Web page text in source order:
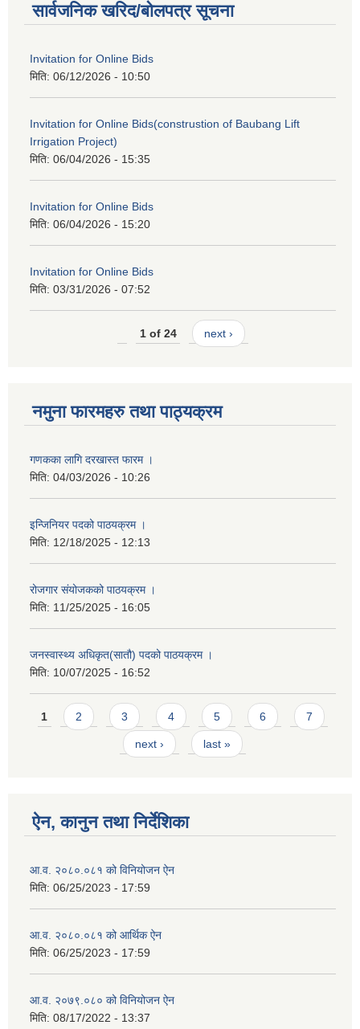
सार्वजनिक खरिद/बोलपत्र सूचना
Invitation for Online Bids
मिति: 06/12/2026 - 10:50
Invitation for Online Bids(construstion of Baubang Lift
Irrigation Project)
मिति: 06/04/2026 - 15:35
Invitation for Online Bids
मिति: 06/04/2026 - 15:20
Invitation for Online Bids
मिति: 03/31/2026 - 07:52
1 of 24 next ›
नमुना फारमहरु तथा पाठ्यक्रम
गणकका लागि दरखास्त फारम ।
मिति: 04/03/2026 - 10:26
इन्जिनियर पदको पाठयक्रम ।
मिति: 12/18/2025 - 12:13
रोजगार संयोजकको पाठयक्रम ।
मिति: 11/25/2025 - 16:05
जनस्वास्थ्य अधिकृत(सातौ) पदको पाठयक्रम ।
मिति: 10/07/2025 - 16:52
Pages
1 2 3 4 5 6 7
next › last »
ऐन, कानुन तथा निर्देशिका
आ.व. २०८०.०८१ को विनियोजन ऐन
मिति: 06/25/2023 - 17:59
आ.व. २०८०.०८१ को आर्थिक ऐन
मिति: 06/25/2023 - 17:59
आ.व. २०७९.०८० को विनियोजन ऐन
मिति: 08/17/2022 - 13:37